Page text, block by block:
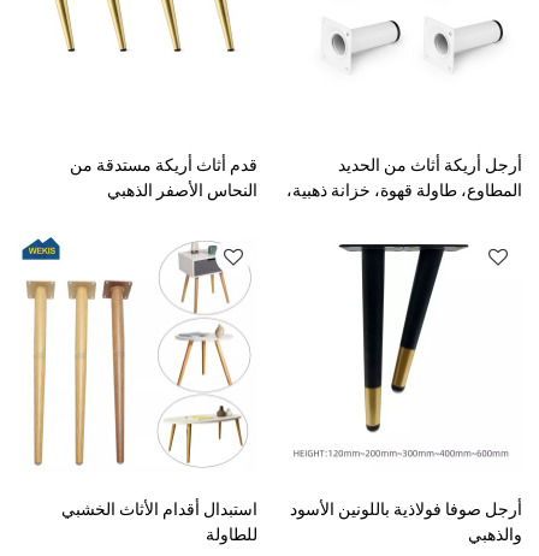
أرجل أريكة أثاث من الحديد
المطاوع، طاولة قهوة، خزانة ذهبية،
قدم أثاث أريكة مستدقة من
النحاس الأصفر الذهبي
أرجل صوفا فولاذية باللونين الأسود
والذهبي
استبدال أقدام الأثاث الخشبي
للطاولة